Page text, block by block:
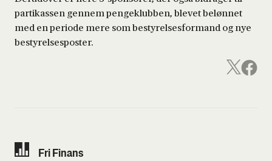
partikassen gennem pengeklubben, blevet belønnet
med en periode mere som bestyrelsesformand og nye
bestyrelsesposter.
Fri Finans